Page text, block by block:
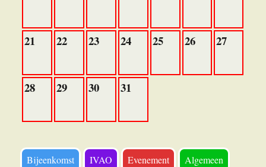
21 22 23 24 25 26 27
28 29 30 31
Bijeenkomst IVAO Evenement Algemeen